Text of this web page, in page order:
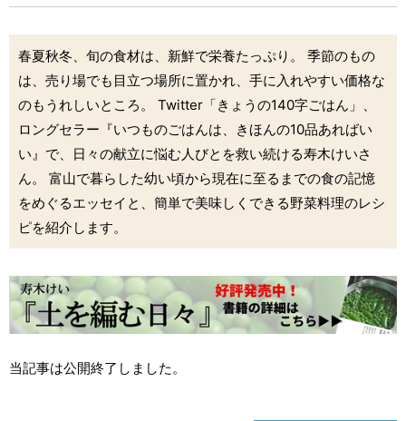
編集部
春夏秋冬、旬の食材は、新鮮で栄養たっぷり。 季節のもの
は、売り場でも目立つ場所に置かれ、手に入れやすい価格な
のもうれしいところ。 Twitter「きょうの140字ごはん」、
ロングセラー『いつものごはんは、きほんの10品あればい
い』で、日々の献立に悩む人びとを救い続ける寿木けいさ
ん。 富山で暮らした幼い頃から現在に至るまでの食の記憶
をめぐるエッセイと、簡単で美味しくできる野菜料理のレシ
ピを紹介します。
当記事は公開終了しました。